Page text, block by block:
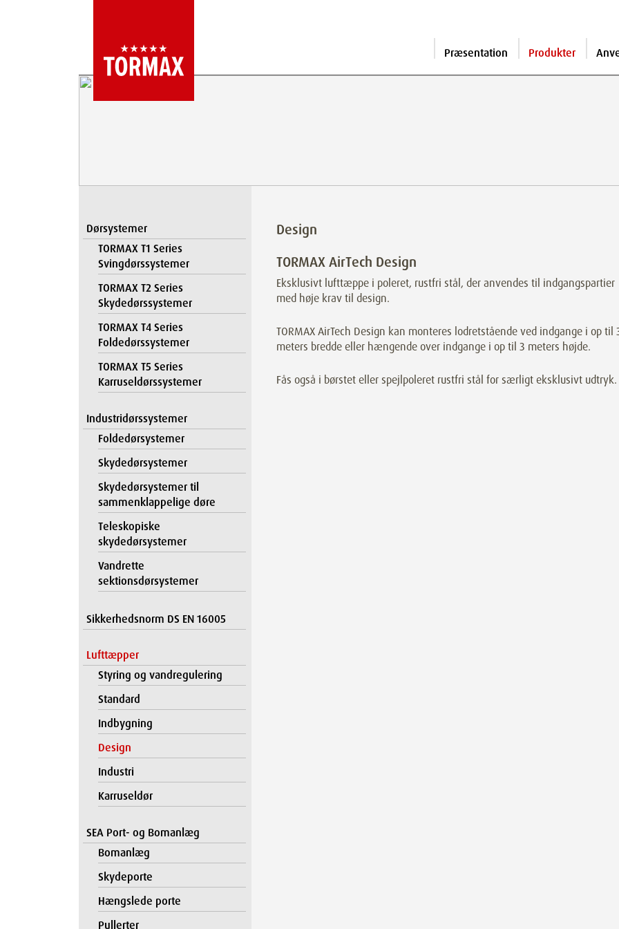
Præsentation Produkter
Dørsystemer
TORMAX T1 Series
Svingdørssystemer
TORMAX T2 Series
Skydedørssystemer
TORMAX T4 Series
Foldedørssystemer
TORMAX T5 Series
Karruseldørssystemer
Industridørssystemer
Foldedørsystemer
Skydedørsystemer
Skydedørsystemer til
sammenklappelige døre
Teleskopiske
skydedørsystemer
Vandrette
sektionsdørsystemer
Sikkerhedsnorm DS EN 16005
Lufttæpper
Styring og vandregulering
Standard
Indbygning
Design
Industri
Karruseldør
SEA Port- og Bomanlæg
Bomanlæg
Skydeporte
Hængslede porte
Pullerter
Design
TORMAX AirTech Design
Eksklusivt lufttæppe i poleret, rustfri stål, der anvendes til indgangspartier
med høje krav til design.
TORMAX AirTech Design kan monteres lodretstående ved indgange i op til
meters bredde eller hængende over indgange i op til 3 meters højde.
Fås også i børstet eller spejlpoleret rustfri stål for særligt eksklusivt udtryk.